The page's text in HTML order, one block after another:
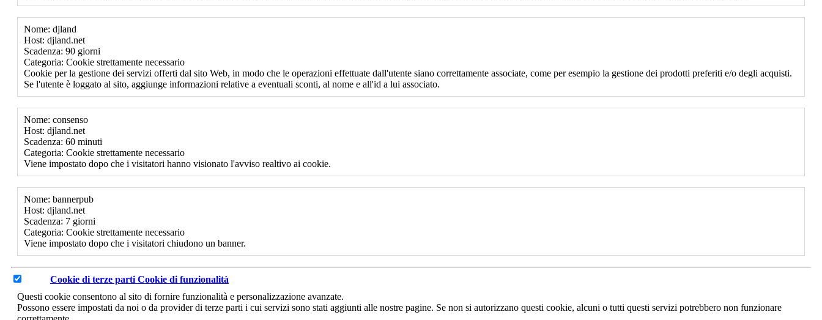
Nome: djland
Host: djland.net
Scadenza: 90 giorni
Categoria: Cookie strettamente necessario
Cookie per la gestione dei servizi offerti dal sito Web, in modo che le operazioni effettuate dall'utente siano correttamente associate, come per esempio la gestione dei prodotti preferiti e/o degli acquisti.
Se l'utente è loggato al sito, aggiunge informazioni relative a eventuali sconti, al nome e all'id a lui associato.
Nome: consenso
Host: djland.net
Scadenza: 60 minuti
Categoria: Cookie strettamente necessario
Viene impostato dopo che i visitatori hanno visionato l'avviso realtivo ai cookie.
Nome: bannerpub
Host: djland.net
Scadenza: 7 giorni
Categoria: Cookie strettamente necessario
Viene impostato dopo che i visitatori chiudono un banner.
Cookie di terze parti Cookie di funzionalità
Questi cookie consentono al sito di fornire funzionalità e personalizzazione avanzate.
Possono essere impostati da noi o da provider di terze parti i cui servizi sono stati aggiunti alle nostre pagine. Se non si autorizzano questi cookie, alcuni o tutti questi servizi potrebbero non funzionare